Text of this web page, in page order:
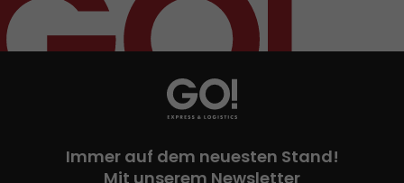
Immer auf dem neuesten Stand!
Mit unserem Newsletter